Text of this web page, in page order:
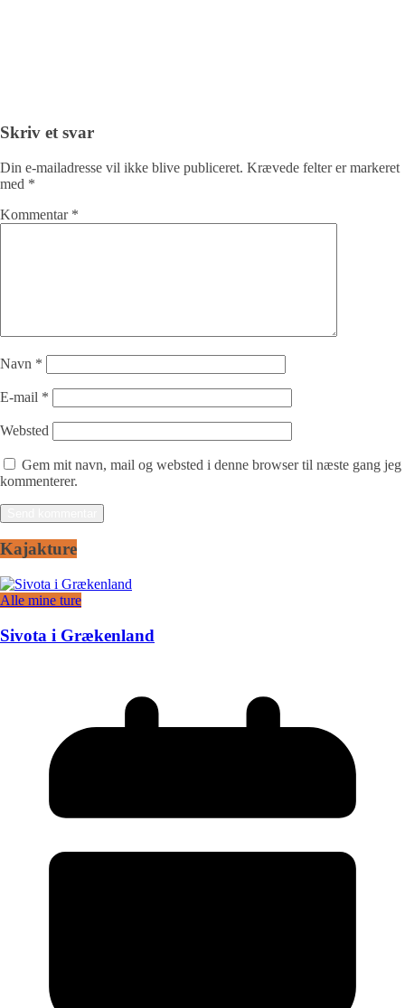
Skriv et svar
Din e-mailadresse vil ikke blive publiceret. Krævede felter er markeret
med *
Kommentar *
Navn *
E-mail *
Websted
Gem mit navn, mail og websted i denne browser til næste gang jeg
kommenterer.
Kajakture
Alle mine ture
Sivota i Grækenland